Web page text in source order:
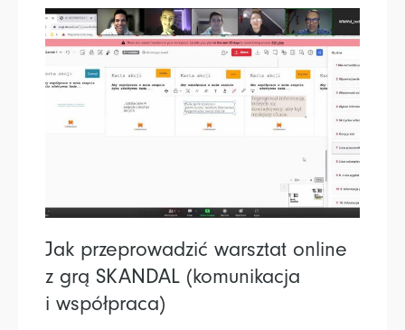
Jak przeprowadzić warsztat online
z grą SKANDAL (komunikacja
i współpraca)